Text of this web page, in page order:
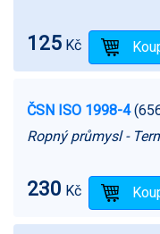
125 Kč
ČSN ISO 1998-4
Ropný průmysl -
230 Kč